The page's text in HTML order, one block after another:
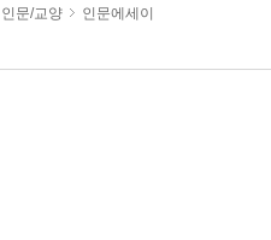
인문/교양 인문에세이